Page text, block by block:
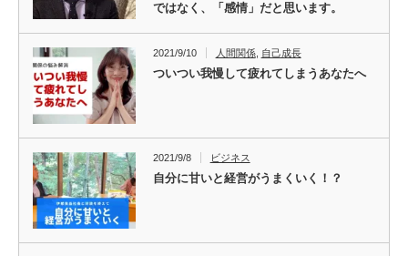
ではなく、「感情」だと思います。
2021/9/10 人間関係, 自己成長
ついつい我慢して疲れてしまうあなたへ
2021/9/8 ビジネス
自分に甘いと経営がうまくいく！？